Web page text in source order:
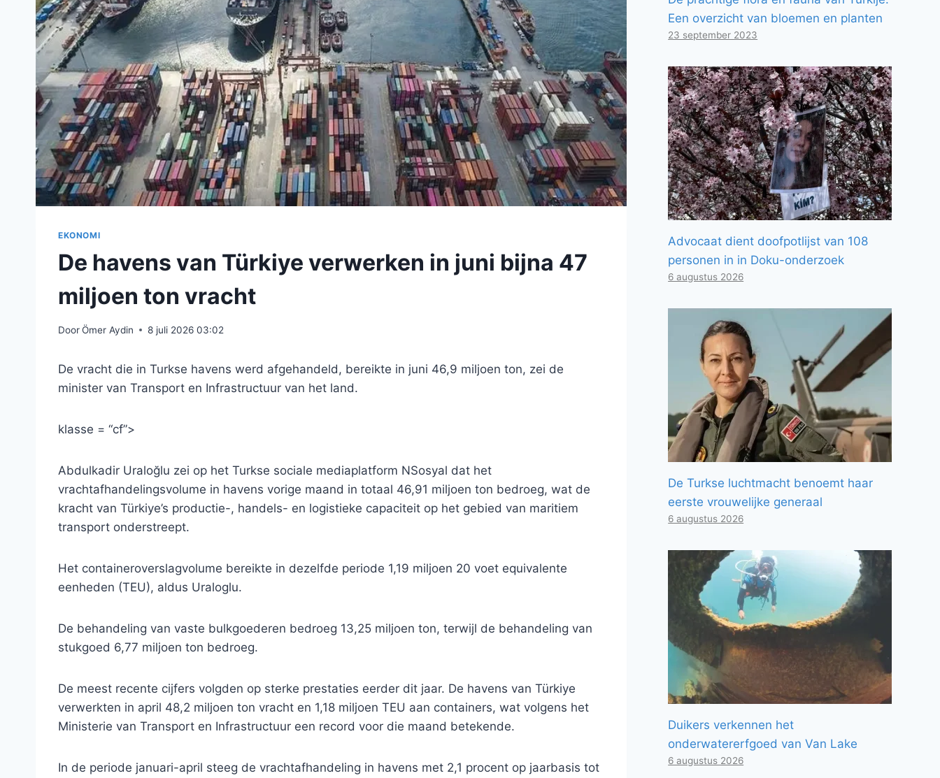
EKONOMI
De havens van Türkiye verwerken in juni bijna 47
miljoen ton vracht
DoorÖmer Aydin 8 juli 2026 03:02
De vracht die in Turkse havens werd afgehandeld, bereikte in juni 46,9 miljoen ton, zei de
minister van Transport en Infrastructuur van het land.
klasse = “cf”>
Abdulkadir Uraloğlu zei op het Turkse sociale mediaplatform NSosyal dat het
vrachtafhandelingsvolume in havens vorige maand in totaal 46,91 miljoen ton bedroeg, wat de
kracht van Türkiye’s productie-, handels- en logistieke capaciteit op het gebied van maritiem
transport onderstreept.
Het containeroverslagvolume bereikte in dezelfde periode 1,19 miljoen 20 voet equivalente
eenheden (TEU), aldus Uraloglu.
De behandeling van vaste bulkgoederen bedroeg 13,25 miljoen ton, terwijl de behandeling van
stukgoed 6,77 miljoen ton bedroeg.
De meest recente cijfers volgden op sterke prestaties eerder dit jaar. De havens van Türkiye
verwerkten in april 48,2 miljoen ton vracht en 1,18 miljoen TEU aan containers, wat volgens het
Ministerie van Transport en Infrastructuur een record voor die maand betekende.
In de periode januari-april steeg de vrachtafhandeling in havens met 2,1 procent op jaarbasis tot
Een overzicht van bloemen en planten
23 september 2023
Advocaat dient doofpotlijst van 108
personen in in Doku-onderzoek
6 augustus 2026
De Turkse luchtmacht benoemt haar
eerste vrouwelijke generaal
6 augustus 2026
Duikers verkennen het
onderwatererfgoed van Van Lake
6 augustus 2026